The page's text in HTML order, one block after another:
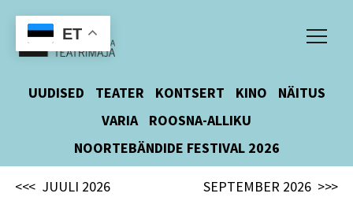
UUDISED TEATER KONTSERT KINO
NÄITUS
VARIA
ROOSNA-ALLIKU
NOORTEBÄNDIDE FESTIVAL 2026
<<< JUULI 2026 SEPTEMBER 2026 >>>
ET